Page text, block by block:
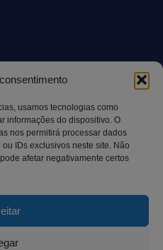
usamos tecnologias como
informações do dispositivo. O
nos permitirá processar dados
IDs exclusivos neste site. Não
afetar negativamente certos